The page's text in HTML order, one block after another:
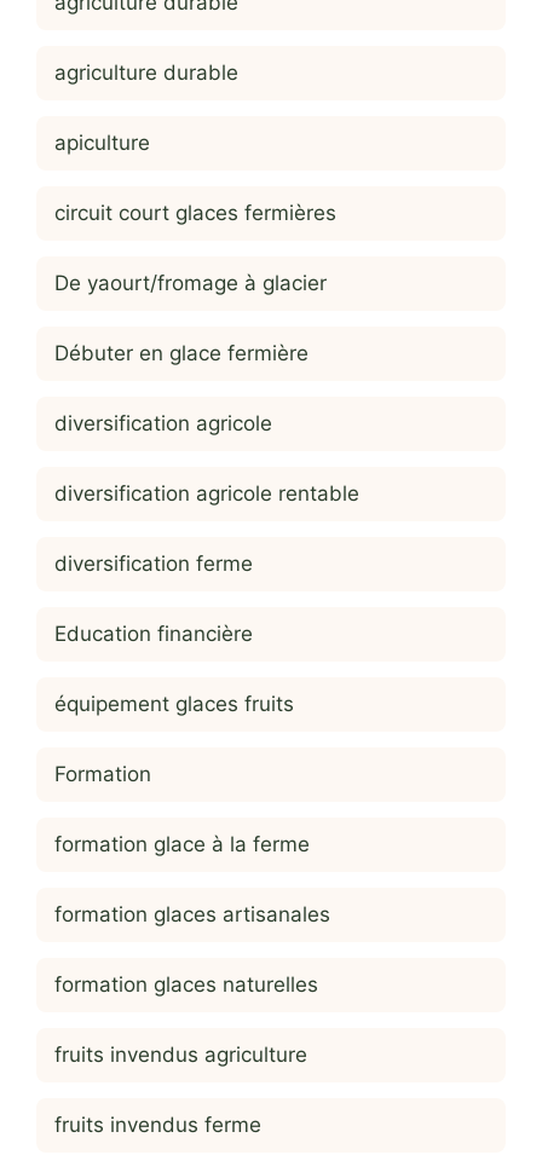
agriculture durable
apiculture
circuit court glaces fermières
De yaourt/fromage à glacier
Débuter en glace fermière
diversification agricole
diversification agricole rentable
diversification ferme
Education financière
équipement glaces fruits
Formation
formation glace à la ferme
formation glaces artisanales
formation glaces naturelles
fruits invendus agriculture
fruits invendus ferme